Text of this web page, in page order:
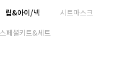
립&아이/넥
시트마스크
스페셜키트&세트